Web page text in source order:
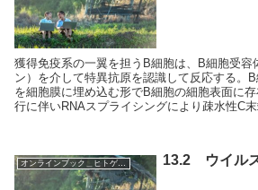
獲得免疫系の一翼を担うB細胞は、B細胞受容
ン）を介して特異抗原を認識して反応する。
を細胞膜に埋め込む形でB細胞の細胞表面に
行に伴いRNAスプライシングにより疎水性C
オンラインブック＿ヒトゲノム事典 13.2 ウイル